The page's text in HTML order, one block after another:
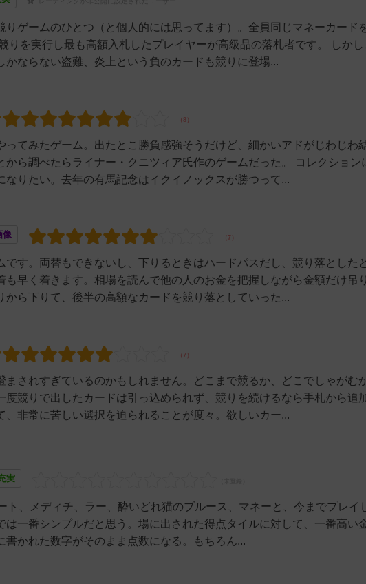
りゲームのひとつ（と個人的には思ってます）。全員同じマネーカード
りを実行し最も高額入札したプレイヤーが高級品の落札者です。 しか
かならない盗難、炎上という負のカードも競りに登場...
ってみたゲーム。出たとこ勝負感強そうだけど、細かいアドがじわじわ
から調べたらライナー・クニツィア氏作のゲームだった。 コレクション
なりたい。去年の有馬記念はイクイノックスが勝つって...
像
です。両替もできないし、下りるときはハードパスだし、競り落とした
も早く着きます。相場を読んで他の人のお金を把握しながら金額だけ吊
ら下りて、後半の高額なカードを競り落としていった...
まされすぎているのかもしれません。どこまで競るか、どこでしゃがむ
度競りで出したカードは引っ込められず、競りを続けるなら手札から追
、非常に苦しい選択を迫られることが度々。欲しいカー...
実
、メディチ、ラー、酔いどれ猫のブルース、マネーと、今までプレイ
は一番シンプルだと思う。場に出された得点タイルに対して、一番高い
書かれた数字がそのまま点数になる。もちろん...